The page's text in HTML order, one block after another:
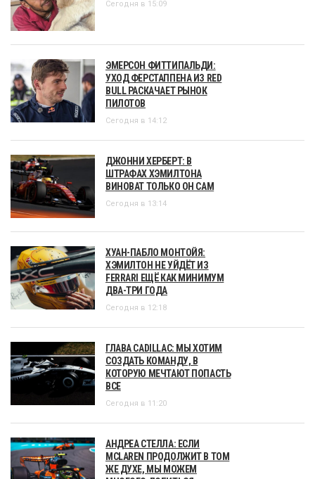
Сегодня в 15:09
ЭМЕРСОН ФИТТИПАЛЬДИ:
УХОД ФЕРСТАППЕНА ИЗ RED
BULL РАСКАЧАЕТ РЫНОК
ПИЛОТОВ
Сегодня в 14:12
ДЖОННИ ХЕРБЕРТ: В
ШТРАФАХ ХЭМИЛТОНА
ВИНОВАТ ТОЛЬКО ОН САМ
Сегодня в 13:14
ХУАН-ПАБЛО МОНТОЙЯ:
ХЭМИЛТОН НЕ УЙДЁТ ИЗ
FERRARI ЕЩЁ КАК МИНИМУМ
ДВА-ТРИ ГОДА
Сегодня в 12:18
ГЛАВА CADILLAC: МЫ ХОТИМ
СОЗДАТЬ КОМАНДУ, В
КОТОРУЮ МЕЧТАЮТ ПОПАСТЬ
ВСЕ
Сегодня в 11:20
АНДРЕА СТЕЛЛА: ЕСЛИ
MCLAREN ПРОДОЛЖИТ В ТОМ
ЖЕ ДУХЕ, МЫ МОЖЕМ